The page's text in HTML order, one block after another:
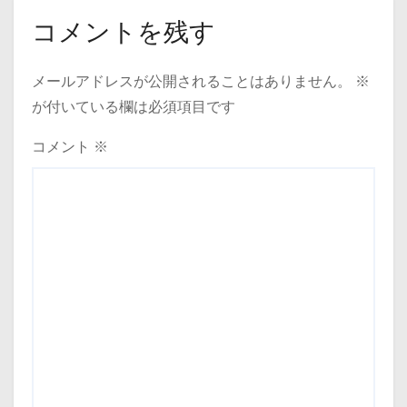
コメントを残す
メールアドレスが公開されることはありません。
※
が付いている欄は必須項目です
コメント ※